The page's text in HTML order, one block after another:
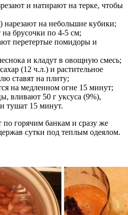
и натирают на терке, чтобы
нарезают на небольшие кубики;
брусочки по 4-5 см;
перетертые помидоры и
и кладут в овощную смесь;
(12 ч.л.) и растительное
ставят на плиту;
на медленном огне 15 минут;
вливают 50 г уксуса (9%),
тушат 15 минут.
по горячим банкам и сразу же
сутки под теплым одеялом.